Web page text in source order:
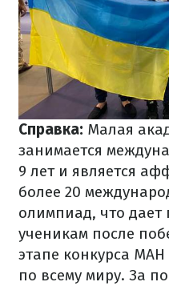
Справка: Малая
занимается
9 лет и является
более 20
олимпиад, что дает
ученикам после
этапе конкурса
по всему миру. За